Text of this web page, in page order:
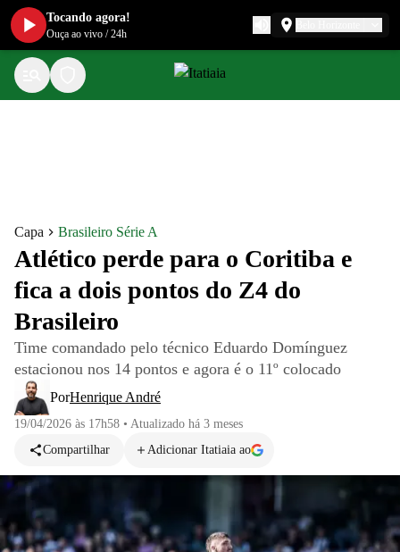
Capa Brasileiro Série A
Atlético perde para o Coritiba e
fica a dois pontos do Z4 do
Brasileiro
Time comandado pelo técnico Eduardo Domínguez
estacionou nos 14 pontos e agora é o 11º colocado
PorHenrique André
19/04/2026 às 17h58 • Atualizado há 3 meses
Compartilhar
Adicionar Itatiaia ao
Tocando agora!
Ouça ao vivo /24h